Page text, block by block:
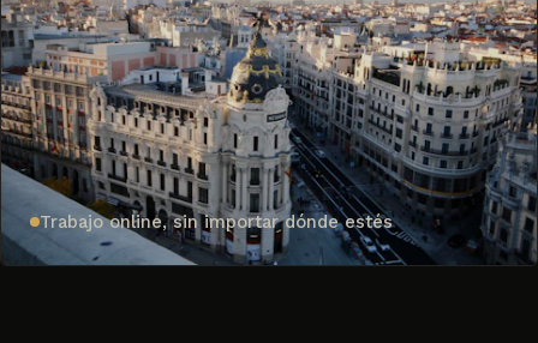
Trabajo online, sin importar dónde estés